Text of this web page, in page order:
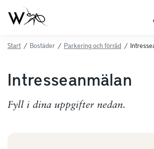
Start / Bostäder / Parkering och förråd /
Intresseanmälan
Fyll i dina uppgifter nedan.